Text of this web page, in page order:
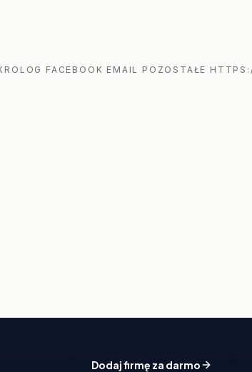
FACEBOOK EMAIL POZOSTAŁE
Dodaj firmę za darmo